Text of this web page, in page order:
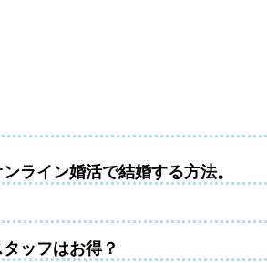
ライン婚活で結婚する方法。
ッフはお得？